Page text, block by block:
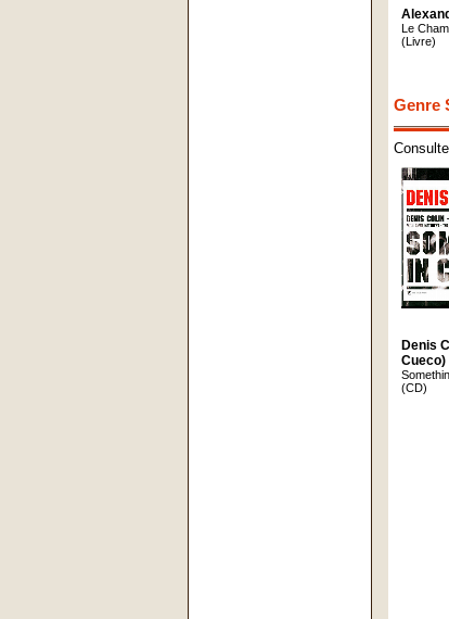
Le
(Livre)
Genre
Denis
Cueco)
(CD)